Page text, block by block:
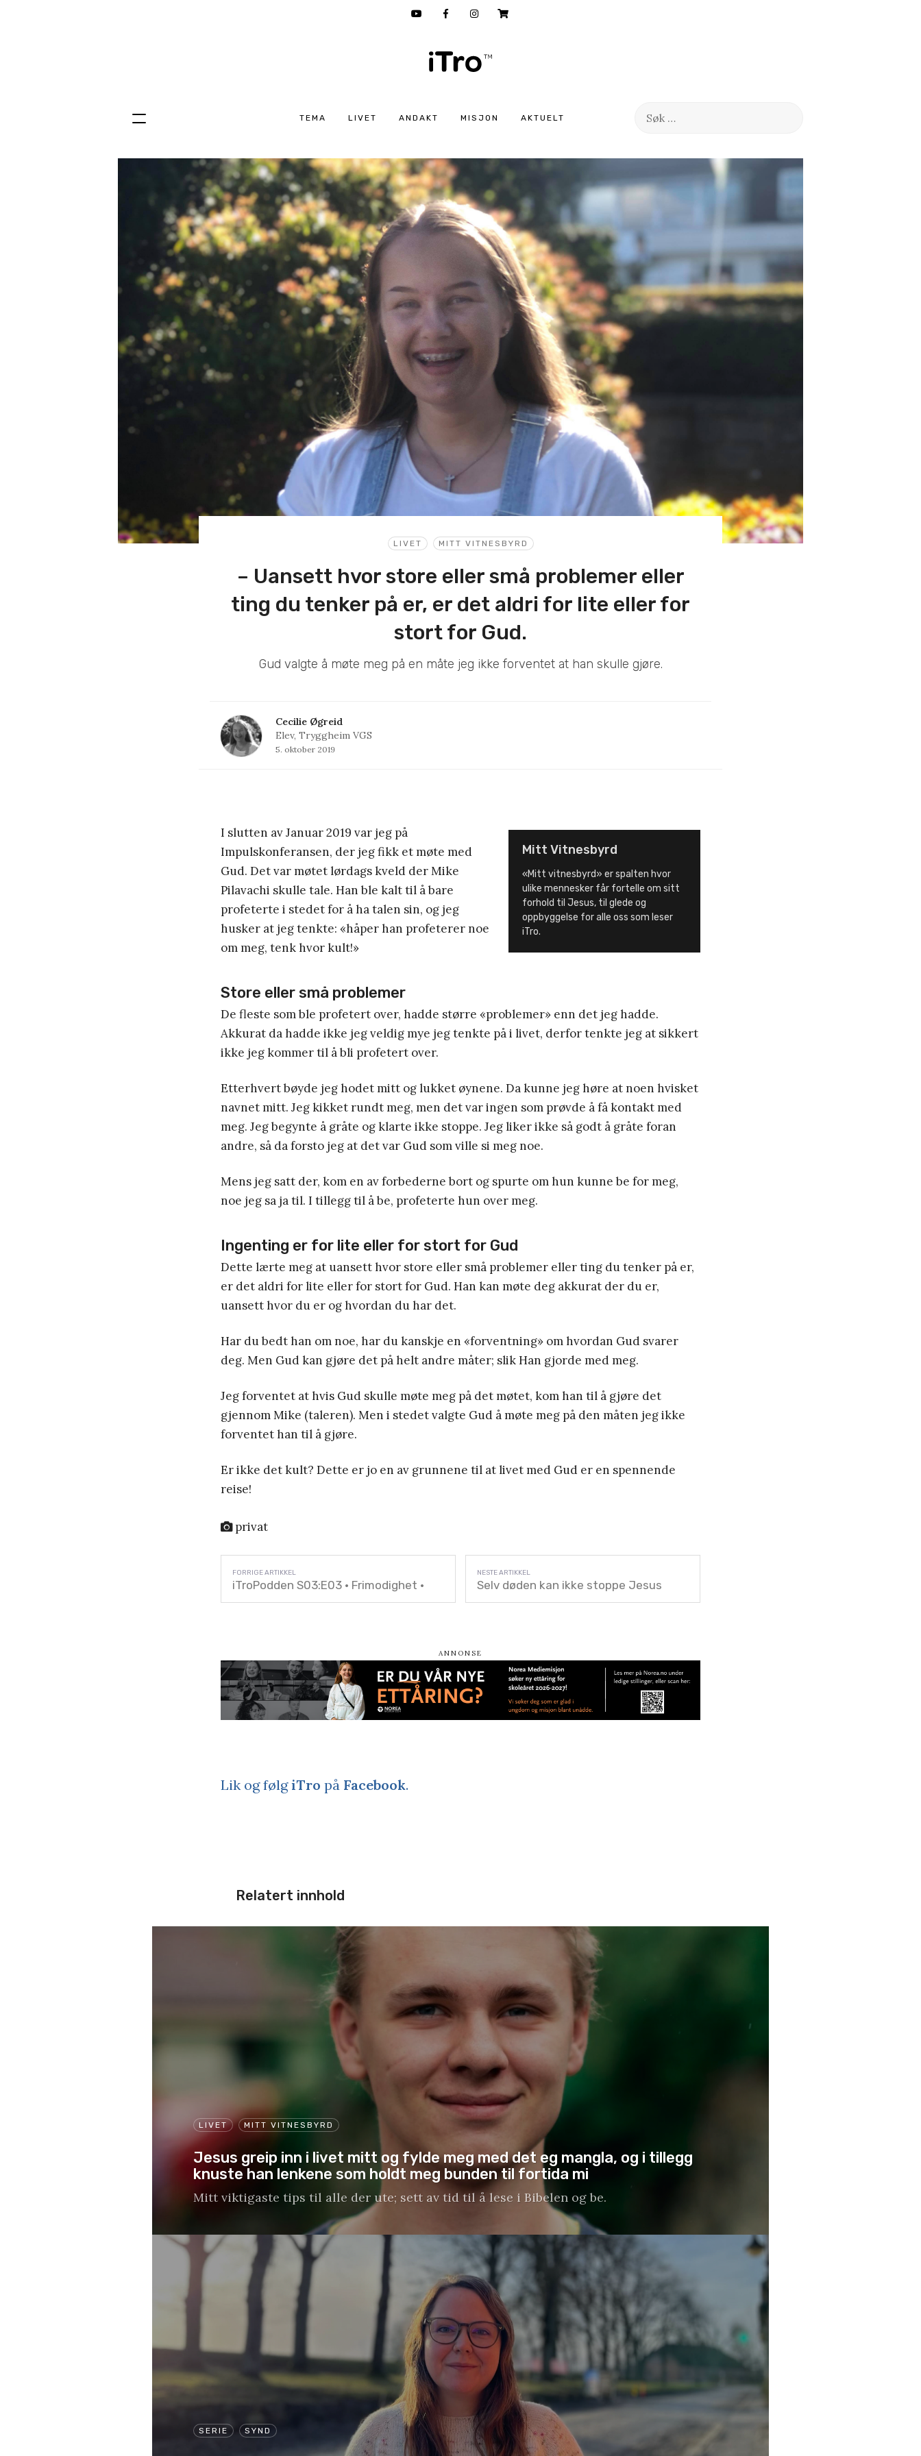
TEMA LIVET ANDAKT MISJON AKTUELT
Søk
Hopp
LIVET MITT VITNESBYRD
– Uansett hvor store eller små problemer eller
ting du tenker på er, er det aldri for lite eller for
stort for Gud.
Gud valgte å møte meg på en måte jeg ikke forventet at han skulle gjøre.
Cecilie Øgreid
Elev, Tryggheim VGS
5. oktober 2019
Mitt Vitnesbyrd
«Mitt vitnesbyrd» er spalten hvor
ulike mennesker får fortelle om sitt
forhold til Jesus, til glede og
oppbyggelse for alle oss som leser
iTro.
I slutten av Januar 2019 var jeg på
Impulskonferansen, der jeg fikk et møte med
Gud. Det var møtet lørdags kveld der Mike
Pilavachi skulle tale. Han ble kalt til å bare
profeterte i stedet for å ha talen sin, og jeg
husker at jeg tenkte: «håper han profeterer noe
om meg, tenk hvor kult!»
Store eller små problemer
De fleste som ble profetert over, hadde større «problemer» enn det jeg hadde.
Akkurat da hadde ikke jeg veldig mye jeg tenkte på i livet, derfor tenkte jeg at sikkert
ikke jeg kommer til å bli profetert over.
Etterhvert bøyde jeg hodet mitt og lukket øynene. Da kunne jeg høre at noen hvisket
navnet mitt. Jeg kikket rundt meg, men det var ingen som prøvde å få kontakt med
meg. Jeg begynte å gråte og klarte ikke stoppe. Jeg liker ikke så godt å gråte foran
andre, så da forsto jeg at det var Gud som ville si meg noe.
Mens jeg satt der, kom en av forbederne bort og spurte om hun kunne be for meg,
noe jeg sa ja til. I tillegg til å be, profeterte hun over meg.
Ingenting er for lite eller for stort for Gud
Dette lærte meg at uansett hvor store eller små problemer eller ting du tenker på er,
er det aldri for lite eller for stort for Gud. Han kan møte deg akkurat der du er,
uansett hvor du er og hvordan du har det.
Har du bedt han om noe, har du kanskje en «forventning» om hvordan Gud svarer
deg. Men Gud kan gjøre det på helt andre måter; slik Han gjorde med meg.
Jeg forventet at hvis Gud skulle møte meg på det møtet, kom han til å gjøre det
gjennom Mike (taleren). Men i stedet valgte Gud å møte meg på den måten jeg ikke
forventet han til å gjøre.
Er ikke det kult? Dette er jo en av grunnene til at livet med Gud er en spennende
reise!
privat
iTroPodden S03:E03 • Frimodighet • Selv døden kan ikke stoppe Jesus
Lik og følgiTro på Facebook.
Relatert innhold
LIVET MITT VITNESBYRD
Jesus greip inn i livet mitt og fylde meg med det eg mangla, og i tillegg
knuste han lenkene som holdt meg bunden til fortida mi
Mitt viktigaste tips til alle der ute; sett av tid til å lese i Bibelen og be.
SERIE SYND